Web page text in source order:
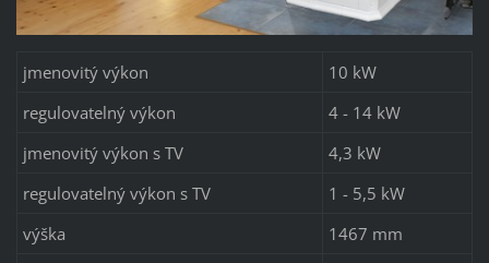
jmenovitý výkon
10 kW
regulovatelný výkon
4 - 14 kW
jmenovitý výkon s TV
4,3 kW
regulovatelný výkon s TV
1 - 5,5 kW
výška
1467 mm